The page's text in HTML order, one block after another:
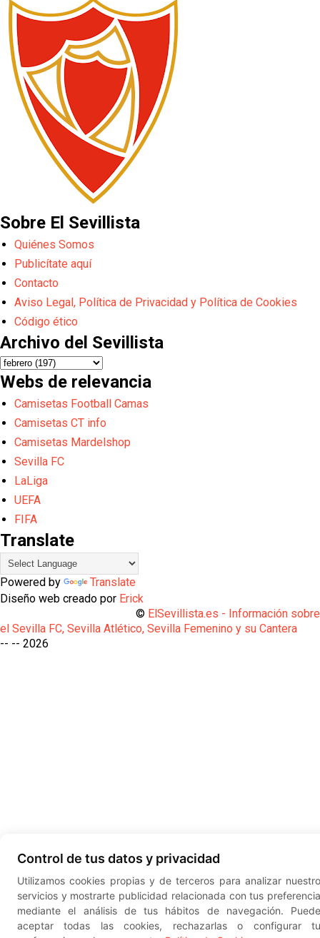
Sobre El Sevillista
Quiénes Somos
Publicítate aquí
Contacto
Aviso Legal, Política de Privacidad y Política de Cookies
Código ético
Archivo del Sevillista
Webs de relevancia
Camisetas Football Camas
Camisetas CT info
Camisetas Mardelshop
Sevilla FC
LaLiga
UEFA
FIFA
Translate
Powered by
Translate
Diseño web creado por Erick
© ElSevillista.es - Información sobre
el Sevilla FC, Sevilla Atlético, Sevilla Femenino y su Cantera
-- --
Control de tus datos y privacidad
Utilizamos cookies propias y de terceros para analizar
servicios y mostrarte publicidad relacionada con tus
mediante el análisis de tus hábitos de navegación.
aceptar todas las cookies, rechazarlas o configurar
2026